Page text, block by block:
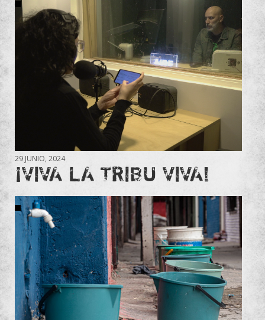
29 JUNIO, 2024
¡VIVA LA TRIBU VIVA!